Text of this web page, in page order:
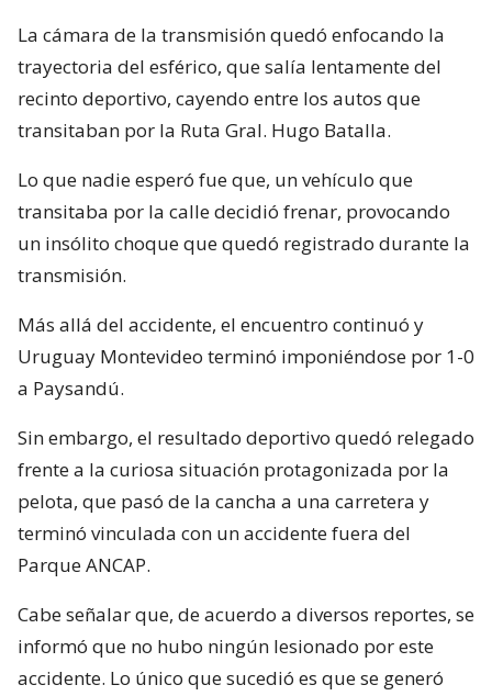
La cámara de la transmisión quedó enfocando la
trayectoria del esférico, que salía lentamente del
recinto deportivo, cayendo entre los autos que
transitaban por la Ruta Gral. Hugo Batalla.
Lo que nadie esperó fue que, un vehículo que
transitaba por la calle decidió frenar, provocando
un insólito choque que quedó registrado durante la
transmisión.
Más allá del accidente, el encuentro continuó y
Uruguay Montevideo terminó imponiéndose por 1-0
a Paysandú.
Sin embargo, el resultado deportivo quedó relegado
frente a la curiosa situación protagonizada por la
pelota, que pasó de la cancha a una carretera y
terminó vinculada con un accidente fuera del
Parque ANCAP.
Cabe señalar que, de acuerdo a diversos reportes, se
informó que no hubo ningún lesionado por este
accidente. Lo único que sucedió es que se generó